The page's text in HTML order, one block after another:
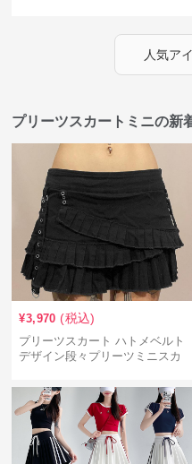
人気ア
プリーツスカートミニの新
¥3,970 (税込)
プリーツスカート ハトメベルト
デザイン段々プリーツミニスカ